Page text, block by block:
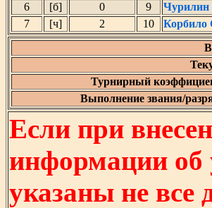
6
[б] 0 9
Чурилин
7
[ч] 2 10
Корбило
Турнирный
Выполнение звания/
Если при
информации
указаны не все